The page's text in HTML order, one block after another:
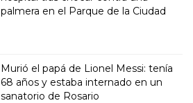
palmera en el Parque de la Ciudad
Murió el papá de Lionel Messi: tenía
68 años y estaba internado en un
sanatorio de Rosario